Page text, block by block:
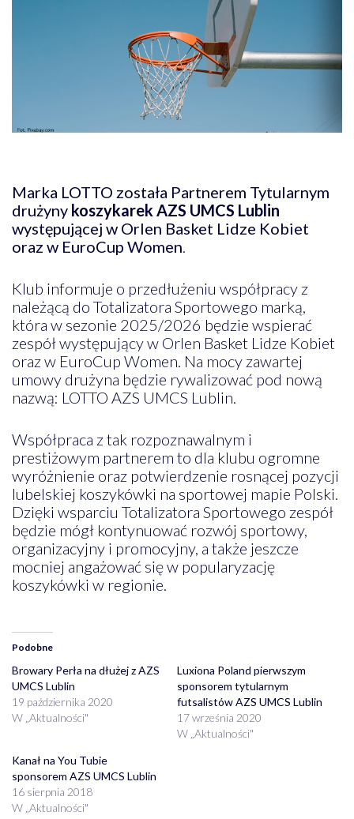
Marka LOTTO została Partnerem Tytularnym
drużyny koszykarek AZS UMCS Lublin
występującej w Orlen Basket Lidze Kobiet
oraz w EuroCup Women.
Klub informuje o przedłużeniu współpracy z
należącą do Totalizatora Sportowego marką,
która w sezonie 2025/2026 będzie wspierać
zespół występujący w Orlen Basket Lidze Kobiet
oraz w EuroCup Women. Na mocy zawartej
umowy drużyna będzie rywalizować pod nową
nazwą: LOTTO AZS UMCS Lublin.
Współpraca z tak rozpoznawalnym i
prestiżowym partnerem to dla klubu ogromne
wyróżnienie oraz potwierdzenie rosnącej pozycji
lubelskiej koszykówki na sportowej mapie Polski.
Dzięki wsparciu Totalizatora Sportowego zespół
będzie mógł kontynuować rozwój sportowy,
organizacyjny i promocyjny, a także jeszcze
mocniej angażować się w popularyzację
koszykówki w regionie.
Podobne
Browary Perła na dłużej z AZS
UMCS Lublin
19 października 2020
W „Aktualności"
Luxiona Poland pierwszym
sponsorem tytularnym
futsalistów AZS UMCS Lublin
17 września 2020
W „Aktualności"
Kanał na You Tubie
sponsorem AZS UMCS Lublin
16 sierpnia 2018
W „Aktualności"